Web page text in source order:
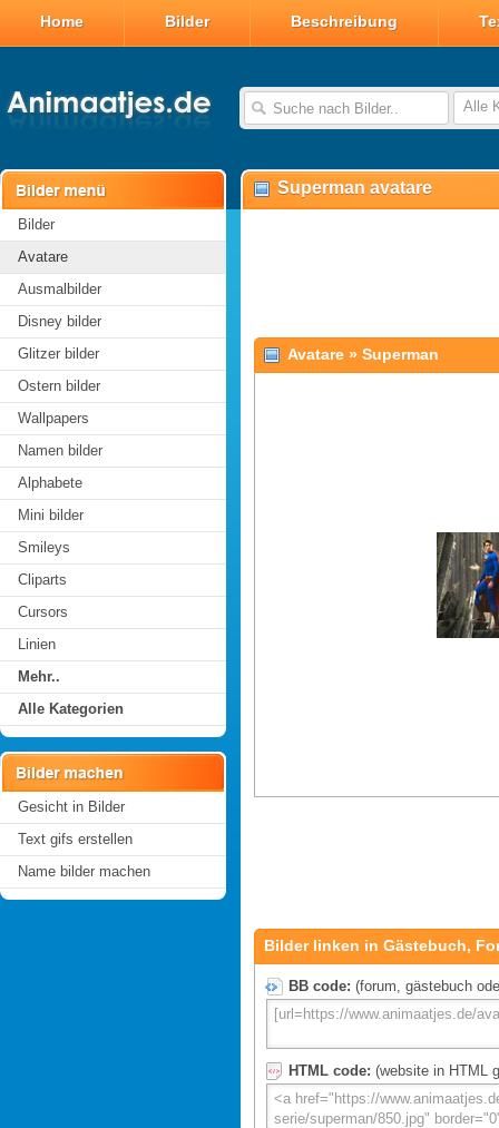
Home Bilder Beschreibung
Alle
Bilder
Avatare
Ausmalbilder
Disney bilder
Glitzer bilder
Ostern bilder
Wallpapers
Namen bilder
Alphabete
Mini bilder
Smileys
Cliparts
Cursors
Linien
Mehr..
Alle Kategorien
Gesicht in Bilder
Text gifs erstellen
Name bilder machen
Superman avatare
Avatare » Superman
Bilder linken in Gästebuch,
BB code: (forum, gästebuch
HTML code: (website in HTML